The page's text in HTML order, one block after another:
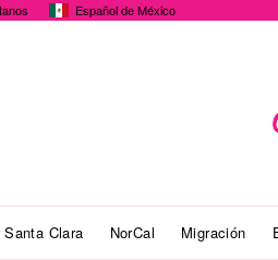
Español de México
Santa Clara NorCal Migración